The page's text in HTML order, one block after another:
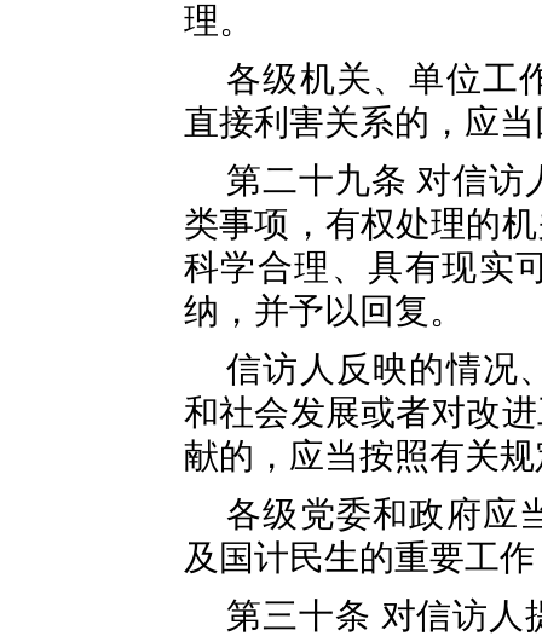
理。
各级机关、单位工
直接利害关系的，应
第二十九条 对信访
类事项，有权处理的
科学合理、具有现实
纳，并予以回复。
信访人反映的情况
和社会发展或者对改
献的，应当按照有关
各级党委和政府应
及国计民生的重要工
第三十条 对信访人